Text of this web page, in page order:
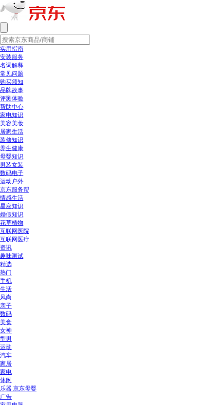
实用指南
安装服务
名词解释
常见问题
购买须知
品牌故事
评测体验
帮助中心
家电知识
美容美妆
居家生活
装修知识
养生健康
母婴知识
男装女装
数码电子
运动户外
京东服务帮
情感生活
星座知识
婚假知识
花草植物
互联网医院
互联网医疗
资讯
趣味测试
精选
热门
手机
生活
风尚
亲子
数码
美食
女神
型男
运动
汽车
家居
家电
休闲
乐器 京东母婴
广告